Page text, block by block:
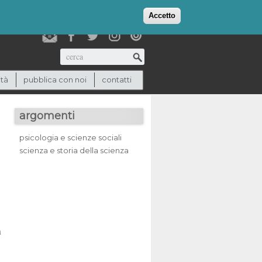
Accetto
(0)
Cerca
pubblica con noi contatti
argomenti
psicologia e scienze sociali
scienza e storia della scienza